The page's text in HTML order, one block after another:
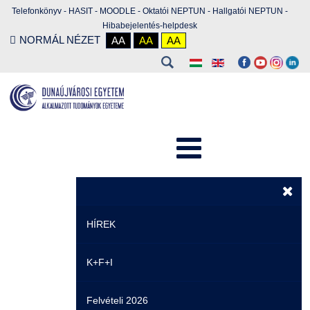
Telefonkönyv - HASIT - MOODLE - Oktatói NEPTUN - Hallgatói NEPTUN -
Hibabejelentés-helpdesk
NORMÁL NÉZET AA AA AA
HÍREK
Hírek
Események
K+F+I
Felvételi 2026